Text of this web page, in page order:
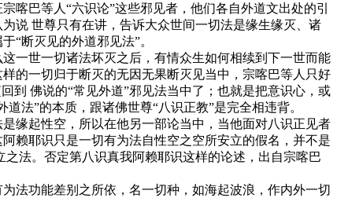
巴等人“六识论”这些邪见者，他们各自外道文出处的引
说 世尊只有在讲，告诉大众世间一切法是缘生缘灭、诸
“断灭见的外道邪见法”。
一世一切诸法坏灭之后，有情众生如何相续到下一世而能
的一切归于断灭的无因无果断灭见当中，宗喀巴等人只好
到 佛说的“常见外道”邪见法当中了；也就是把意识心，或
法”的本质，跟诸佛世尊“八识正教”是完全相违背。
缘起性空，所以在他另一部论当中，当他面对八识正见者
赖耶识只是一切有为法自性空之空所安立的假名，并不是
法。否定第八识真我阿赖耶识这样的论述，出自宗喀巴
功能差别之所依，名一切种，如海起波浪，作内外一切